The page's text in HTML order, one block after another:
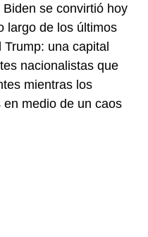
se convirtió hoy
largo de los últimos
una capital
nacionalistas que
mientras los
medio de un caos